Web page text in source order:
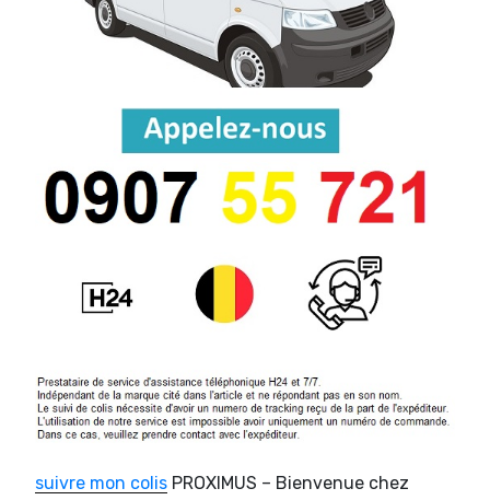
suivre mon colis PROXIMUS – Bienvenue chez